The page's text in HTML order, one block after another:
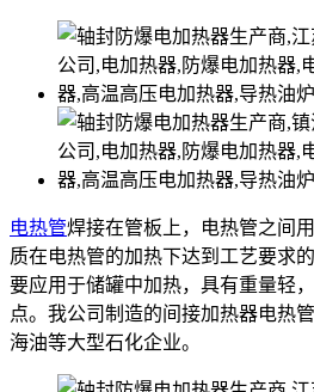
电热管焊接在管板上，电热管之间
质在电热管的加热下达到工艺要求
要应用于储罐中加热，具有重量轻
点。我公司制造的间接加热器电热
海油等大型石化企业。